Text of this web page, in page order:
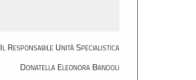
Il Responsabile Unità Specialistica
Donatella Eleonora Bandoli